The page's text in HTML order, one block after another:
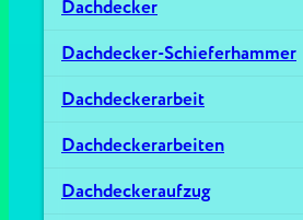
Dachdecker
Dachdecker-Schieferhammer
Dachdeckerarbeit
Dachdeckerarbeiten
Dachdeckeraufzug